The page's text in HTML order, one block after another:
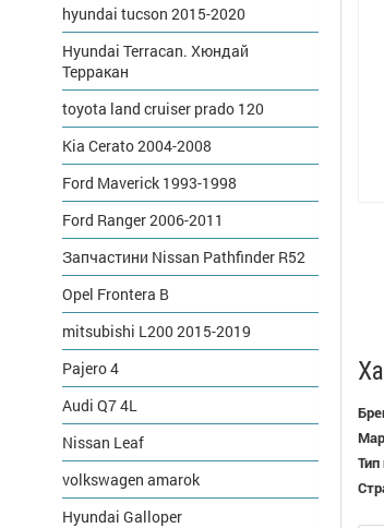
Тип
hyundai tucson 2015-2020
Hyundai Terracan. Хюндай
Терракан
toyota land cruiser prado 120
Kia Cerato 2004-2008
Ford Maverick 1993-1998
Ford Ranger 2006-2011
Запчастини Nissan Pathfinder R52
Opel Frontera B
mitsubishi L200 2015-2019
Pajero 4
Audi Q7 4L
Nissan Leaf
volkswagen amarok
Hyundai Galloper